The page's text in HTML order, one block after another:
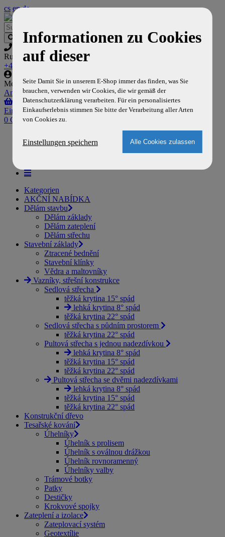
cs en de
Rufen sie uns an
+420 777 704 129
Mein Konto
Anmelden,Registrieren
Einkaufswagen
0 Gegenstände
Versand und Zahlung
Kategorien
AKČNÍ NABÍDKA
Dělám stavbu
Dělám základy
Dělám zateplení
Dělám střechu
Stavební základy
Ztracené bednění
Stavební klínky
Vědra a maltovníky
Vazníky, střešní konstrukce
Sedlová střecha
těžká krytina 15° spád
lehká krytina 8° spád
těžká krytina 22° spád
Sedlová střecha s půdním prostorem
těžká krytina 22° spád
Pultová střecha s jednou nadezdívkou
lehká krytina 8° spád
těžká krytina 15° spád
těžká krytina 22° spád
Pultová střecha se dvěmi nadezdívkami
lehká krytina 8° spád
těžká krytina 15° spád
těžká krytina 22° spád
Konstrukční dřevo
Tesařské kování
Úhelníky
Úhelník s prolisem
Úhelník s oválnou drážkou
Úhelník rovnoramenný
Úhelníky valby
Trámové botky
Patky
Destičky
Krokvové spojky
Zateplení a izolace
Zateplovací systém
Geotextílie
Informationen zu Cookies
auf dieser
Seite Damit Sie in unserem E-Shop immer das finden, was Sie
brauchen, verwenden wir Cookies, die wir gemäß der
Datenschutzerklärung verarbeiten. Für ein personalisiertes
Einkaufserlebnis stimmen Sie bitte der Verarbeitung aller Arten
von Cookies zu.
Einstellungen speichern